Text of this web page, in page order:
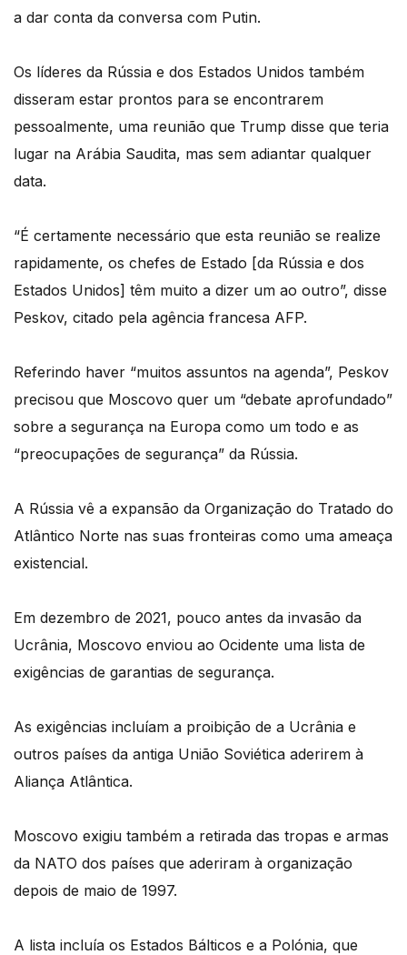
a dar conta da conversa com Putin.
Os líderes da Rússia e dos Estados Unidos também
disseram estar prontos para se encontrarem
pessoalmente, uma reunião que Trump disse que teria
lugar na Arábia Saudita, mas sem adiantar qualquer
data.
“É certamente necessário que esta reunião se realize
rapidamente, os chefes de Estado [da Rússia e dos
Estados Unidos] têm muito a dizer um ao outro”, disse
Peskov, citado pela agência francesa AFP.
Referindo haver “muitos assuntos na agenda”, Peskov
precisou que Moscovo quer um “debate aprofundado”
sobre a segurança na Europa como um todo e as
“preocupações de segurança” da Rússia.
A Rússia vê a expansão da Organização do Tratado do
Atlântico Norte nas suas fronteiras como uma ameaça
existencial.
Em dezembro de 2021, pouco antes da invasão da
Ucrânia, Moscovo enviou ao Ocidente uma lista de
exigências de garantias de segurança.
As exigências incluíam a proibição de a Ucrânia e
outros países da antiga União Soviética aderirem à
Aliança Atlântica.
Moscovo exigiu também a retirada das tropas e armas
da NATO dos países que aderiram à organização
depois de maio de 1997.
A lista incluía os Estados Bálticos e a Polónia, que